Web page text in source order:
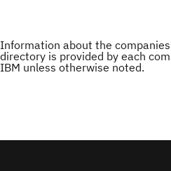
Information about the
directory is provided by each
IBM unless otherwise noted.